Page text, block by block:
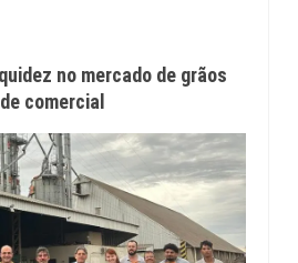
no mercado de grãos
comercial